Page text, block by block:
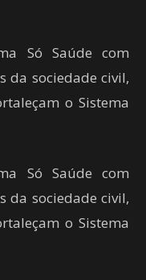
Só Saúde com
da sociedade civil,
o Sistema
Só Saúde com
da sociedade civil,
o Sistema